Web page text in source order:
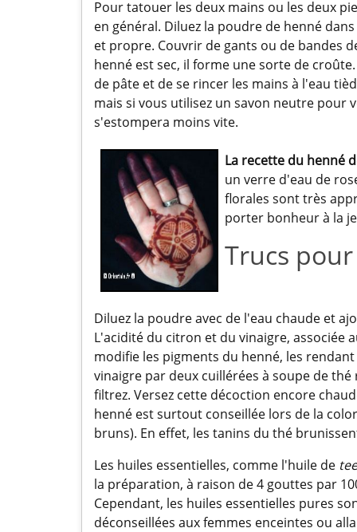
Pour tatouer les deux mains ou les deux
en général. Diluez la poudre de henné
et propre. Couvrir de gants ou de bandes
henné est sec, il forme une sorte de
de pâte et de se rincer les mains à l'eau
mais si vous utilisez un savon neutre pour
s'estompera moins vite.
La recette du henné
un verre d'eau de
florales sont très
porter bonheur à la
Trucs
Diluez la poudre avec de l'eau chaude et
L'acidité du citron et du vinaigre, associée
modifie les pigments du henné, les
vinaigre par deux cuillérées à soupe de
filtrez. Versez cette décoction encore
henné est surtout conseillée lors de la
bruns). En effet, les tanins du thé
Les huiles essentielles, comme l'huile de
la préparation, à raison de 4 gouttes par
Cependant, les huiles essentielles pures
déconseillées aux femmes enceintes ou